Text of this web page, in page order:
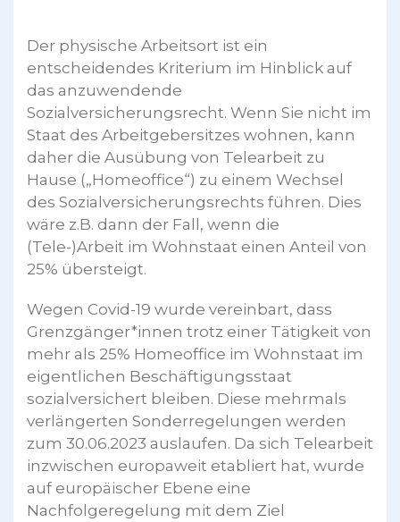
Der physische Arbeitsort ist ein
entscheidendes Kriterium im Hinblick auf
das anzuwendende
Sozialversicherungsrecht. Wenn Sie nicht im
Staat des Arbeitgebersitzes wohnen, kann
daher die Ausübung von Telearbeit zu
Hause („Homeoffice“) zu einem Wechsel
des Sozialversicherungsrechts führen. Dies
wäre z.B. dann der Fall, wenn die
(Tele-)Arbeit im Wohnstaat einen Anteil von
25% übersteigt.
Wegen Covid-19 wurde vereinbart, dass
Grenzgänger*innen trotz einer Tätigkeit von
mehr als 25% Homeoffice im Wohnstaat im
eigentlichen Beschäftigungsstaat
sozialversichert bleiben. Diese mehrmals
verlängerten Sonderregelungen werden
zum 30.06.2023 auslaufen. Da sich Telearbeit
inzwischen europaweit etabliert hat, wurde
auf europäischer Ebene eine
Nachfolgeregelung mit dem Ziel